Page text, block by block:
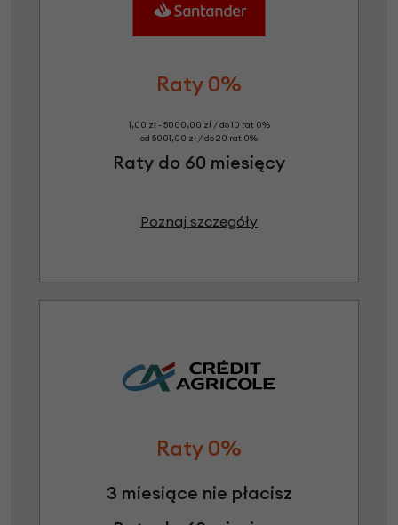
Raty 0%
1,00 zł - 5000,00 zł / do 10 rat 0%
od 5001,00 zł / do 20 rat 0%
Raty do 60 miesięcy
Poznaj szczegóły
Raty 0%
3 miesiące nie płacisz